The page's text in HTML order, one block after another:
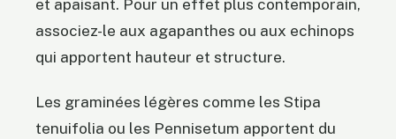
et apaisant. Pour un effet plus contemporain,
associez-le aux agapanthes ou aux echinops
qui apportent hauteur et structure.
Les graminées légères comme les Stipa
tenuifolia ou les Pennisetum apportent du